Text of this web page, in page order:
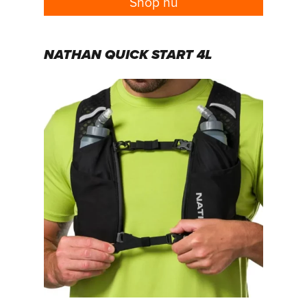
NATHAN QUICK START 4L